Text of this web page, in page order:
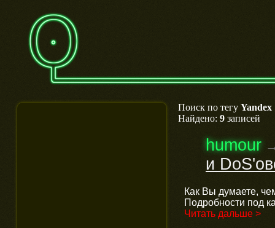
Поиск по тегу Yandex
Найдено: 9 записей
humour
и
Как Вы думаете,
Подробности под
Читать дальше >